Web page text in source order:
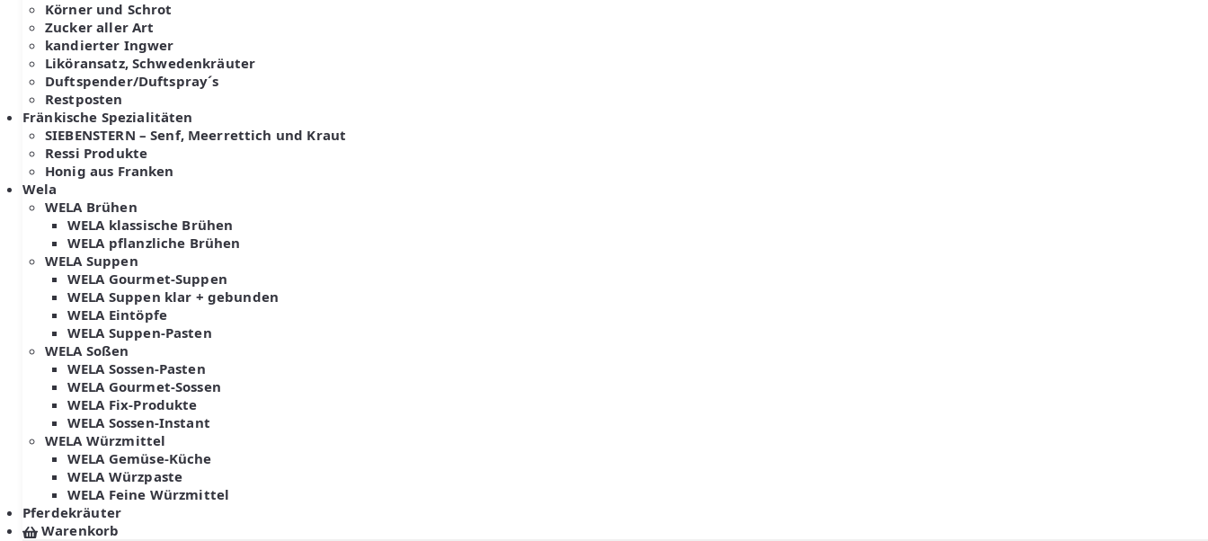
Körner und Schrot
Zucker aller Art
kandierter Ingwer
Liköransatz, Schwedenkräuter
Duftspender/Duftspray´s
Restposten
Fränkische Spezialitäten
SIEBENSTERN – Senf, Meerrettich und Kraut
Ressi Produkte
Honig aus Franken
Wela
WELA Brühen
WELA klassische Brühen
WELA pflanzliche Brühen
WELA Suppen
WELA Gourmet-Suppen
WELA Suppen klar + gebunden
WELA Eintöpfe
WELA Suppen-Pasten
WELA Soßen
WELA Sossen-Pasten
WELA Gourmet-Sossen
WELA Fix-Produkte
WELA Sossen-Instant
WELA Würzmittel
WELA Gemüse-Küche
WELA Würzpaste
WELA Feine Würzmittel
Pferdekräuter
Warenkorb